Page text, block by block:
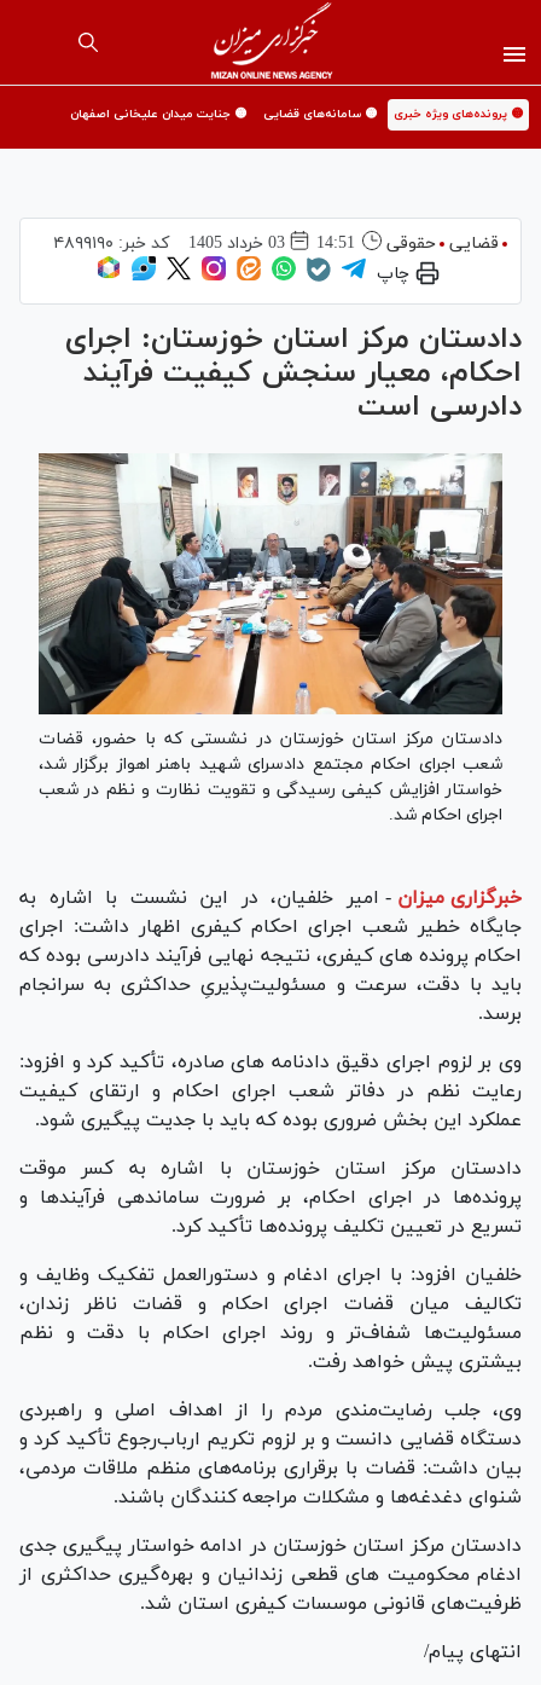
🟡 پرونده‌های ویژه خبری 🟡 سامانه‌های قضایی 🟡 جنایت میدان علیخانی اصفهان
قضایی حقوقی 14:51 03 خرداد 1405 کد خبر: ۴۸۹۹۱۹۰
چاپ
دادستان مرکز استان خوزستان: اجرای
احکام، معیار سنجش کیفیت فرآیند
دادرسی است
دادستان مرکز استان خوزستان در نشستی که با حضور، قضات
شعب اجرای احکام مجتمع دادسرای شهید باهنر اهواز برگزار شد،
خواستار افزایش کیفی رسیدگی و تقویت نظارت و نظم در شعب
اجرای احکام شد.
خبرگزاری میزان - امیر خلفیان، در این نشست با اشاره به
جایگاه خطیر شعب اجرای احکام کیفری اظهار داشت: اجرای
احکام پرونده های کیفری، نتیجه نهایی فرآیند دادرسی بوده که
باید با دقت، سرعت و مسئولیت‌پذیریِ حداکثری به سرانجام
برسد.
وی بر لزوم اجرای دقیق دادنامه های صادره، تأکید کرد و افزود:
رعایت نظم در دفاتر شعب اجرای احکام و ارتقای کیفیت
عملکرد این بخش ضروری بوده که باید با جدیت پیگیری شود.
دادستان مرکز استان خوزستان با اشاره به کسر موقت
پرونده‌ها در اجرای احکام، بر ضرورت ساماندهی فرآیندها و
تسریع در تعیین تکلیف پرونده‌ها تأکید کرد.
خلفیان افزود: با اجرای ادغام و دستورالعمل تفکیک وظایف و
تکالیف میان قضات اجرای احکام و قضات ناظر زندان،
مسئولیت‌ها شفاف‌تر و روند اجرای احکام با دقت و نظم
بیشتری پیش خواهد رفت.
وی، جلب رضایت‌مندی مردم را از اهداف اصلی و راهبردی
دستگاه قضایی دانست و بر لزوم تکریم ارباب‌رجوع تأکید کرد و
بیان داشت: قضات با برقراری برنامه‌های منظم ملاقات مردمی،
شنوای دغدغه‌ها و مشکلات مراجعه کنندگان باشند.
دادستان مرکز استان خوزستان در ادامه خواستار پیگیری جدی
ادغام محکومیت های قطعی زندانیان و بهره‌گیری حداکثری از
ظرفیت‌های قانونی موسسات کیفری استان شد.
انتهای پیام/